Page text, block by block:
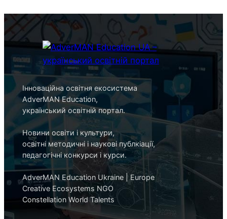
Інноваційна освітня екосистема
AdverMAN Education,
український освітній портал.
Новини освіти і культури,
освітні методичні і наукові публкіації,
педагогічні конкурси і курси.
AdverMAN Education Ukraine | Europe
Creative Ecosystems NGO
Constellation World Talents